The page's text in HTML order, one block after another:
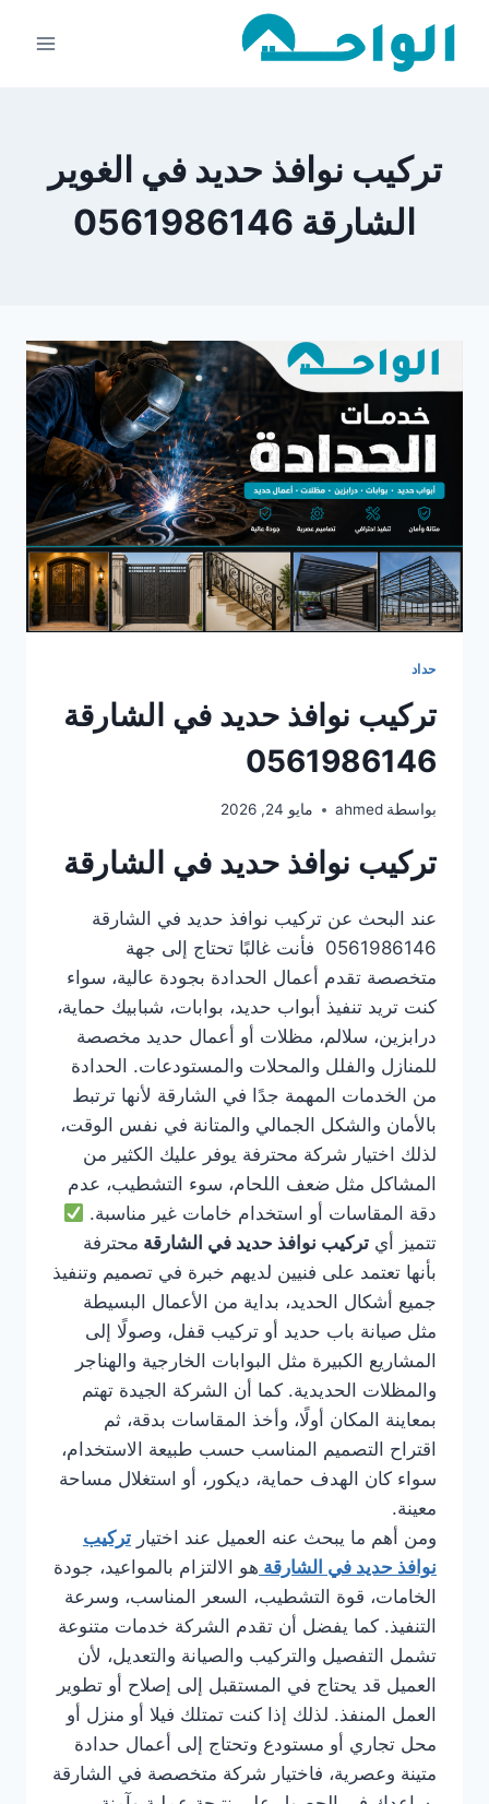
تركيب نوافذ حديد في الغوير
الشارقة 0561986146
حداد
تركيب نوافذ حديد في الشارقة
0561986146
بواسطة ahmed مايو 24, 2026
تركيب نوافذ حديد في الشارقة
عند البحث عن تركيب نوافذ حديد في الشارقة
0561986146 فأنت غالبًا تحتاج إلى جهة
متخصصة تقدم أعمال الحدادة بجودة عالية، سواء
كنت تريد تنفيذ أبواب حديد، بوابات، شبابيك حماية،
درابزين، سلالم، مظلات أو أعمال حديد مخصصة
للمنازل والفلل والمحلات والمستودعات. الحدادة
من الخدمات المهمة جدًا في الشارقة لأنها ترتبط
بالأمان والشكل الجمالي والمتانة في نفس الوقت،
لذلك اختيار شركة محترفة يوفر عليك الكثير من
المشاكل مثل ضعف اللحام، سوء التشطيب، عدم
دقة المقاسات أو استخدام خامات غير مناسبة.
تتميز أي تركيب نوافذ حديد في الشارقة محترفة
بأنها تعتمد على فنيين لديهم خبرة في تصميم وتنفيذ
جميع أشكال الحديد، بداية من الأعمال البسيطة
مثل صيانة باب حديد أو تركيب قفل، وصولًا إلى
المشاريع الكبيرة مثل البوابات الخارجية والهناجر
والمظلات الحديدية. كما أن الشركة الجيدة تهتم
بمعاينة المكان أولًا، وأخذ المقاسات بدقة، ثم
اقتراح التصميم المناسب حسب طبيعة الاستخدام،
سواء كان الهدف حماية، ديكور، أو استغلال مساحة
معينة.
ومن أهم ما يبحث عنه العميل عند اختيار تركيب
نوافذ حديد في الشارقة هو الالتزام بالمواعيد، جودة
الخامات، قوة التشطيب، السعر المناسب، وسرعة
التنفيذ. كما يفضل أن تقدم الشركة خدمات متنوعة
تشمل التفصيل والتركيب والصيانة والتعديل، لأن
العميل قد يحتاج في المستقبل إلى إصلاح أو تطوير
العمل المنفذ. لذلك إذا كنت تمتلك فيلا أو منزل أو
محل تجاري أو مستودع وتحتاج إلى أعمال حدادة
متينة وعصرية، فاختيار شركة متخصصة في الشارقة